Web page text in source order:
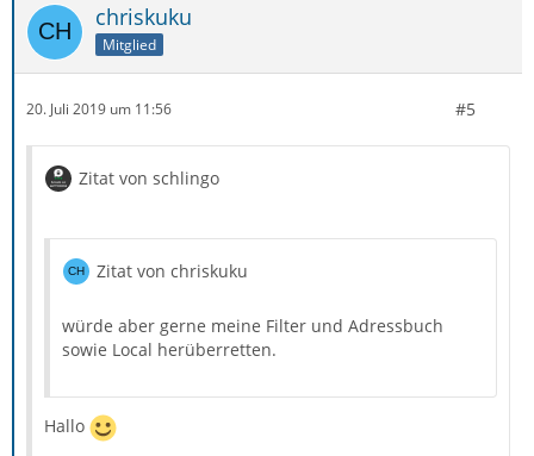
chriskuku
Mitglied
20. Juli 2019 um 11:56 #5
Zitat von schlingo
Zitat von chriskuku
würde aber gerne meine Filter und Adressbuch
sowie Local herüberretten.
Hallo